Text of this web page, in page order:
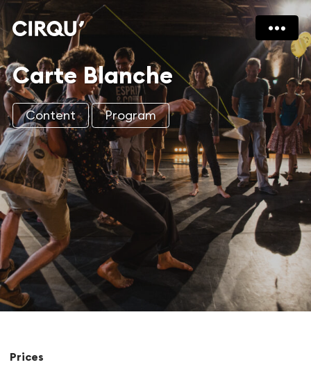
Carte Blanche
Content Program
Prices